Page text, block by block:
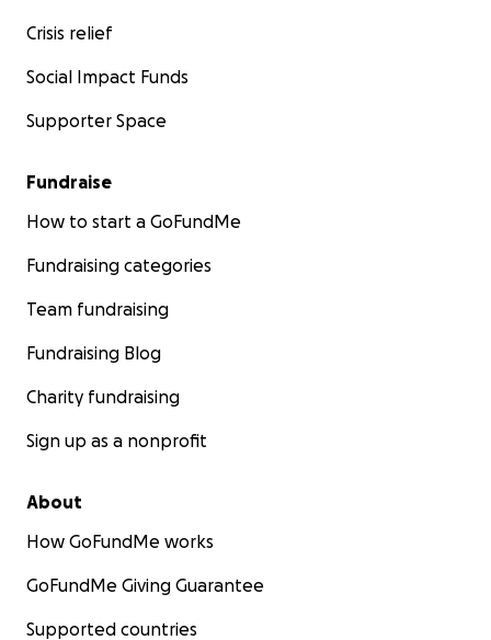
Crisis relief
Social Impact Funds
Supporter Space
Fundraise
How to start a GoFundMe
Fundraising categories
Team fundraising
Fundraising Blog
Charity fundraising
Sign up as a nonprofit
About
How GoFundMe works
GoFundMe Giving Guarantee
Supported countries